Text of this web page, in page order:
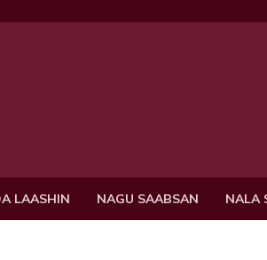
LAASHIN NAGU SAABSAN NALA